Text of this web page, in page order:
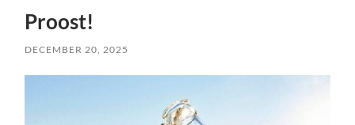
Proost!
DECEMBER 20, 2025